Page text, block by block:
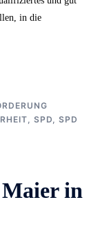
in die
SPD
SPD
in